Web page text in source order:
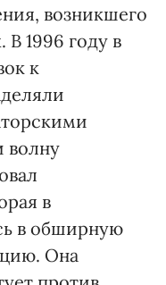
возникшего
В 1996 году в
к
волну
в
в обширную
Она